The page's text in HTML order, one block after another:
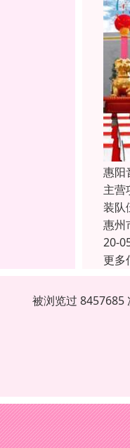
惠阳
主营
装队
惠州
20-
更多
被浏览过